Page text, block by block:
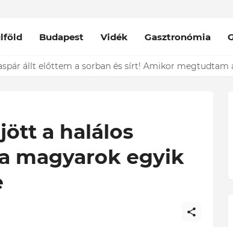
Budapest Vidék Gasztronómia
csókolózik - EZT nem hiszed el, kinek a karjában
a halálos
magyarok egyik